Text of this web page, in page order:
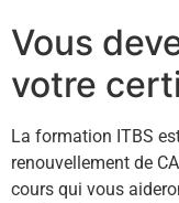
Vous
votre
La formation ITBS
renouvellement de
cours qui vous